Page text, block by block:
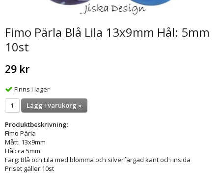
Fimo Pärla Blå Lila 13x9mm Hål: 5mm
10st
29 kr
Finns i lager
Lägg i varukorg »
Produktbeskrivning:
Fimo Pärla
Mått: 13x9mm
Hål: ca 5mm
Färg: Blå och Lila med blomma och silverfärgad kant och insida
Priset gäller:10st